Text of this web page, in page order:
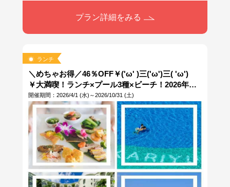
プラン詳細をみる
ランチ
＼めちゃお得／46％OFF￥('ω' )三('ω')三( 'ω')
￥大満喫！ランチ×プール3種×ビーチ！2026年エ
ンジョイプランがリニューアル！
開催期間：2026/4/1 (水)～2026/10/31 (土)